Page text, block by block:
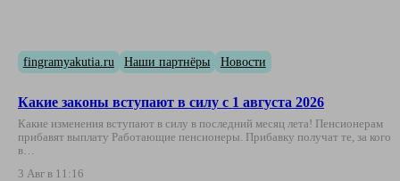
fingramyakutia.ru Наши партнёры Новости
Какие законы вступают в силу с 1 августа 2026
Какие изменения вступают в силу в последний месяц лета! Пенсионерам
прибавят выплату Работающие пенсионеры. Прибавку получат те, за кого
в…
3 Авг в 11:16